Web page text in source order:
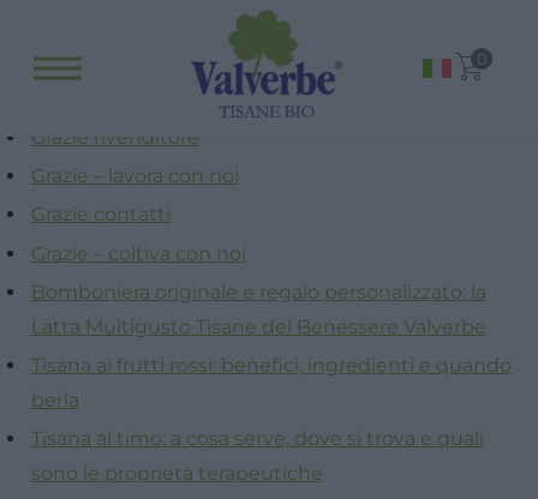
0
Blog
Eventi e visite
Visite guidate
Laboratori
Calendario
Offerte scuole e gruppi
Orari
Grazie rivenditore
Grazie – lavora con noi
Grazie contatti
Grazie – coltiva con noi
Bomboniera originale e regalo personalizzato: la
Latta Multigusto Tisane del Benessere Valverbe
Tisana ai frutti rossi: benefici, ingredienti e quando
berla
Tisana al timo: a cosa serve, dove si trova e quali
sono le proprietà terapeutiche